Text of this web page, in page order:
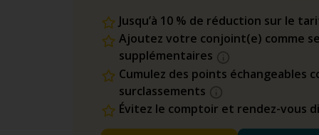
Jusqu’à 10 % de réduction sur le
Ajoutez votre conjoint(e) comme
supplémentaires
Cumulez des points échangeables
surclassements
Évitez le comptoir et rendez-vous